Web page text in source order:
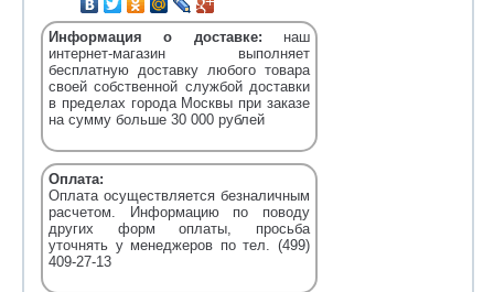
Информация о доставке: наш
интернет-магазин выполняет
бесплатную доставку любого товара
своей собственной службой доставки
в пределах города Москвы при заказе
на сумму больше 30 000 рублей
Оплата:
Оплата осуществляется безналичным
расчетом. Информацию по поводу
других форм оплаты, просьба
уточнять у менеджеров по тел. (499)
409-27-13